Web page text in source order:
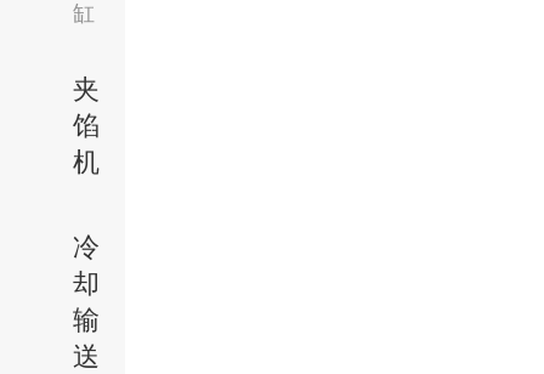
缸
夹
馅
机
冷
却
输
送